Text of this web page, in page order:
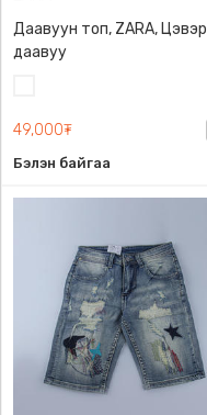
Даавуун топ, ZARA, Цэвэр
даавуу
49,000₮
Бэлэн байгаа